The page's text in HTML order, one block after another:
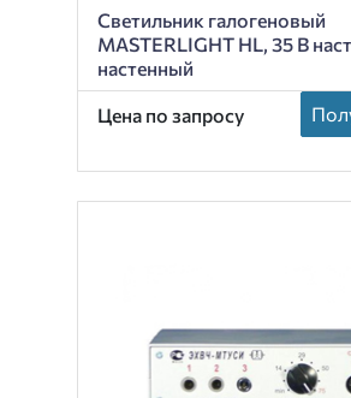
Светильник галогеновый
MASTERLIGHT HL, 35 В
настенный
Цена по запросу